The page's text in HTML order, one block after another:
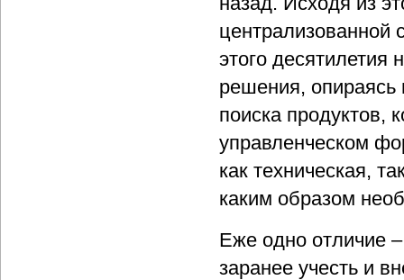
централизованной
этого десятилетия
решения,
поиска продуктов,
управленческом
как техническая,
каким образом
Еже одно отличие
заранее учесть и